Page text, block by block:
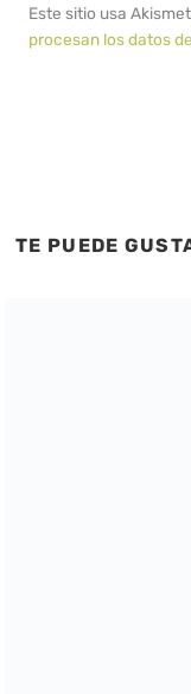
Este sitio usa
procesan los datos
TE PUEDE